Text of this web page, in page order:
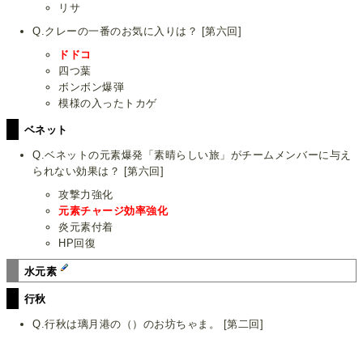
リサ
Q.クレーの一番のお気に入りは？ [第六回]
ドドコ
四つ葉
ボンボン爆弾
模様の入ったトカゲ
ベネット
Q.ベネットの元素爆発「素晴らしい旅」がチームメンバーに与え
られない効果は？ [第六回]
攻撃力強化
元素チャージ効率強化
炎元素付着
HP回復
水元素
行秋
Q.行秋は璃月港の（）のお坊ちゃま。 [第二回]